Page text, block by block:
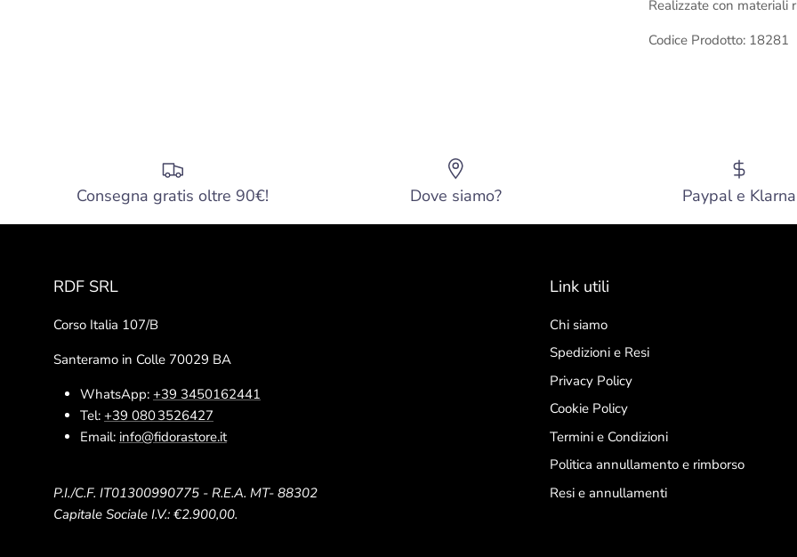
Realizzate con materiali
Codice Prodotto: 18281
Consegna gratis oltre 90€! Dove siamo? Paypal e Klarna
RDF SRL
Corso Italia 107/B
Santeramo in Colle 70029 BA
WhatsApp: +39 3450162441
Tel: +39 080 3526427
Email: info@fidorastore.it
P.I./C.F. IT01300990775 - R.E.A. MT- 88302
Capitale Sociale I.V.: €2.900,00.
Link utili
Chi siamo
Spedizioni e Resi
Privacy Policy
Cookie Policy
Termini e Condizioni
Politica annullamento e rimborso
Resi e annullamenti